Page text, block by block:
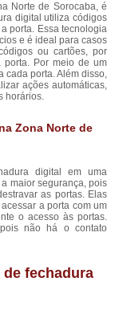
Norte de Sorocaba, é
digital utiliza códigos
porta. Essa tecnologia
e é ideal para casos
ou cartões, por
porta. Por meio de um
cada porta. Além disso,
ações automáticas,
horários.
Zona Norte de
digital em uma
maior segurança, pois
as portas. Elas
a porta com um
o acesso às portas.
não há o contato
fechadura